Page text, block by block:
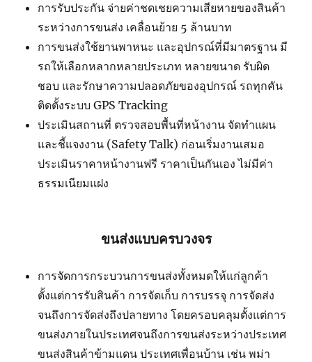
การรับประกัน จ่ายค่าชดเชยความเสียหายของสินค้า
ระหว่างการขนส่ง เคลื่อนย้าย 5 ล้านบาท
การขนส่งใช้ยานพาหนะ และอุปกรณ์ที่มีมาตรฐาน มี
รถให้เลือกหลากหลายประเภท หลายขนาด รับผิด
ชอบ และรักษาความปลอดภัยของอุปกรณ์ รถทุกคัน
ติดตั้งระบบ GPS Tracking
ประเมินสถานที่ ตรวจสอบพื้นที่หน้างาน จัดทำแผน
และชี้แจงงาน (Safety Talk) ก่อนเริ่มงานเสมอ
ประเมินราคาหน้างานฟรี ราคาเป็นกันเอง ไม่มีค่า
ธรรมเนียมแฝง
ขนส่งแบบครบวงจร
การจัดการกระบวนการขนส่งทั้งหมดให้แก่ลูกค้า
ตั้งแต่การรับสินค้า การจัดเก็บ การบรรจุ การจัดส่ง
จนถึงการจัดส่งถึงปลายทาง โดยครอบคลุมตั้งแต่การ
ขนส่งภายในประเทศจนถึงการขนส่งระหว่างประเทศ
ขนส่งสินค้าข้ามแดน ประเทศเพื่อนบ้าน เช่น พม่า